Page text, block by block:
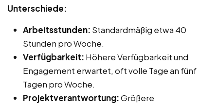
Unterschiede:
Arbeitsstunden: Standardmäßig etwa 40
Stunden pro Woche.
Verfügbarkeit: Höhere Verfügbarkeit und
Engagement erwartet, oft volle Tage an fünf
Tagen pro Woche.
Projektverantwortung:Größere